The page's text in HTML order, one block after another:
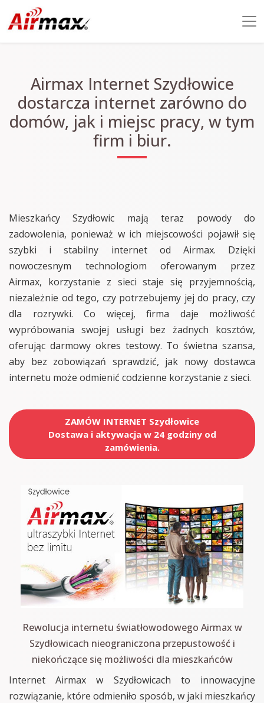
Airmax Internet Szydłowice
dostarcza internet zarówno do
domów, jak i miejsc pracy, w tym
firm i biur.
Mieszkańcy Szydłowic mają teraz powody do
zadowolenia, ponieważ w ich miejscowości pojawił się
szybki i stabilny internet od Airmax. Dzięki
nowoczesnym technologiom oferowanym przez
Airmax, korzystanie z sieci staje się przyjemnością,
niezależnie od tego, czy potrzebujemy jej do pracy, czy
dla rozrywki. Co więcej, firma daje możliwość
wypróbowania swojej usługi bez żadnych kosztów,
oferując darmowy okres testowy. To świetna szansa,
aby bez zobowiązań sprawdzić, jak nowy dostawca
internetu może odmienić codzienne korzystanie z sieci.
ZAMÓW INTERNET Szydłowice
Dostawa i aktywacja w 24 godziny od
zamówienia.
Rewolucja internetu światłowodowego Airmax w
Szydłowicach nieograniczona przepustowość i
niekończące się możliwości dla mieszkańców
Internet Airmax w Szydłowicach to innowacyjne
rozwiązanie, które odmieniło sposób, w jaki mieszkańcy